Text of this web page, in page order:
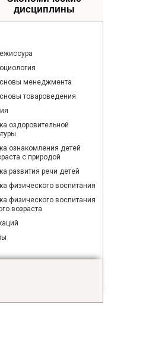
дисциплины
менеджмента
товароведения
оздоровительной
ознакомления детей
с природой
развития речи детей
физического воспитания
физического воспитания
возраста
право зарубежных